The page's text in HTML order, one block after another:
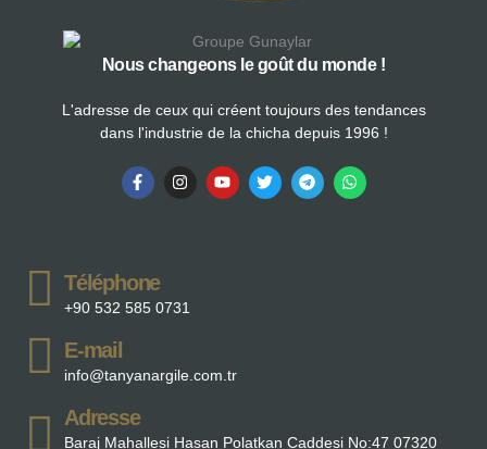
Nous changeons le goût du monde !
L'adresse de ceux qui créent toujours des tendances
dans l'industrie de la chicha depuis 1996 !
Téléphone
+90 532 585 0731
E-mail
info@tanyanargile.com.tr
Adresse
Baraj Mahallesi Hasan Polatkan Caddesi No:47 07320